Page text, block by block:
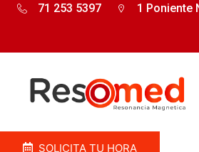
71 253 5397 1 Poniente
SOLICITA TU HORA